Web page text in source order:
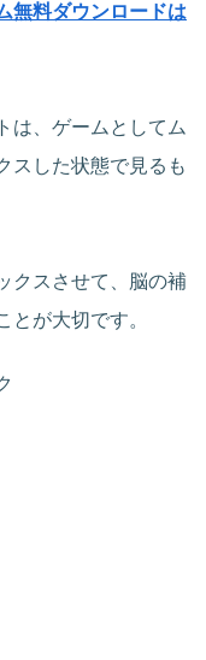
無料ダウンロードは
は、ゲームとしてム
スした状態で見るも
クスさせて、脳の補
とが大切です。